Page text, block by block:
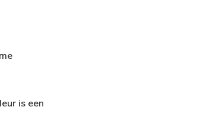
is een